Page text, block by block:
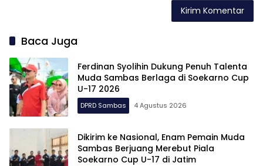
Baca Juga
Ferdinan Syolihin Dukung Penuh Talenta
Muda Sambas Berlaga di Soekarno Cup
U-17 2026
DPRD Sambas 4 Agustus 2026
Dikirim ke Nasional, Enam Pemain Muda
Sambas Berjuang Merebut Piala
Soekarno Cup U-17 di Jatim